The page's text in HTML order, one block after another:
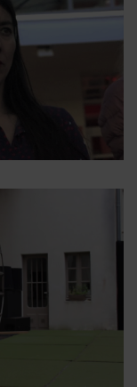
Lancer la
Lancer la